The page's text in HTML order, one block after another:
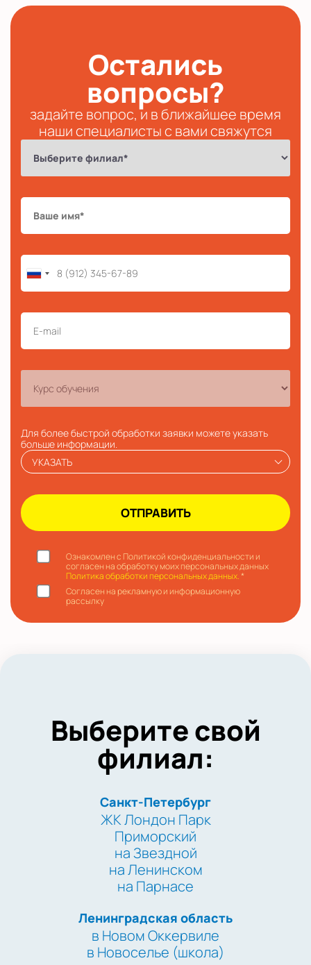
Остались
вопросы?
задайте вопрос, и в ближайшее время
наши специалисты с вами свяжутся
Для более быстрой обработки заявки можете указать
больше информации.
УКАЗАТЬ
Ознакомлен с Политикой конфиденциальности и
согласен на обработку моих персональных данных
Политика обработки персональных данных.*
Согласен на рекламную и информационную
рассылку
Выберите свой
филиал:
Санкт-Петербург
ЖК Лондон Парк
Приморский
на Звездной
на Ленинском
на Парнасе
Ленинградская область
в Новом Оккервиле
в Новоселье (школа)